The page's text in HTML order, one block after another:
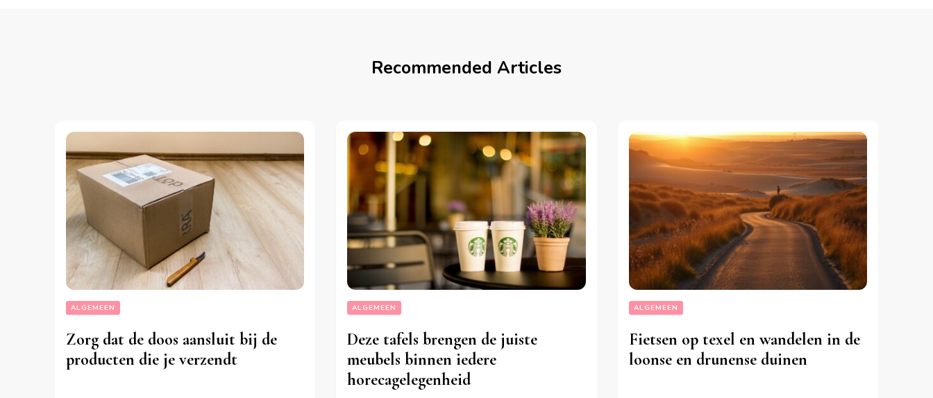
Recommended Articles
ALGEMEEN
Zorg dat de doos aansluit bij de
producten die je verzendt
ALGEMEEN
Deze tafels brengen de juiste
meubels binnen iedere
horecagelegenheid
ALGEMEEN
Fietsen op texel en wandelen in de
loonse en drunense duinen